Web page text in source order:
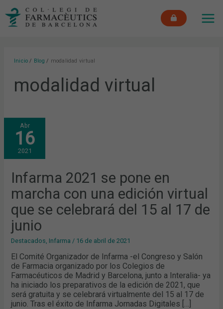
Inicio Blog modalidad virtual
modalidad virtual
Abr
16
2021
Infarma 2021 se pone en
marcha con una edición virtual
que se celebrará del 15 al 17 de
junio
Destacados Infarma / 16 de abril de 2021
El Comité Organizador de Infarma -el Congreso y Salón
de Farmacia organizado por los Colegios de
Farmacéuticos de Madrid y Barcelona, junto a Interalia- ya
ha iniciado los preparativos de la edición de 2021, que
será gratuita y se celebrará virtualmente del 15 al 17 de
junio. Tras el éxito de Infarma Jornadas Digitales […]
INFARMA
2021
SE
PONE
EN
MARCHA
CON
EDICIÓN
VIRTUAL
QUE
SE
CELEBRARÁ
15
AL
17
DE
JUNIO